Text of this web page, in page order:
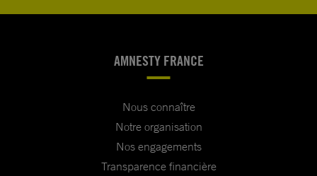
AMNESTY FRANCE
Nous connaître
Notre organisation
Nos engagements
Transparence financière